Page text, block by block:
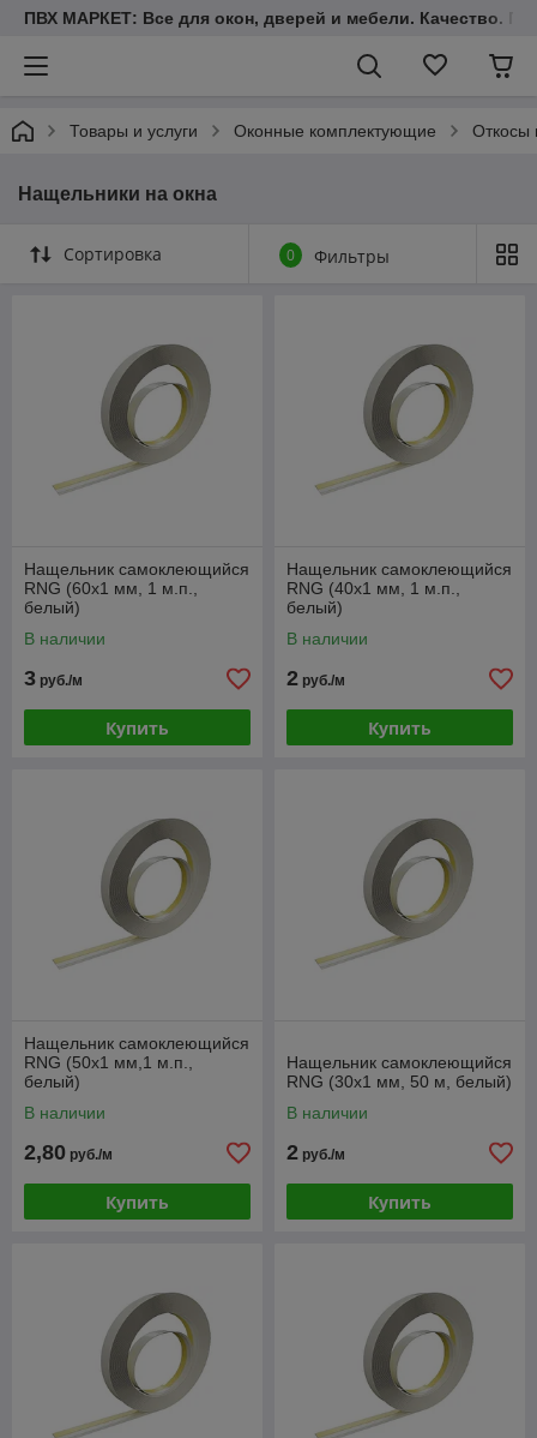
ПВХ МАРКЕТ: Все для окон, дверей и мебели. Качество.
Товары и услуги Оконные комплектующие Откосы
Нащельники на окна
Сортировка 0 Фильтры
Нащельник самоклеющийся
RNG (60x1 мм, 1 м.п.,
белый)
В наличии
3 руб./м
Купить
Нащельник самоклеющийся
RNG (40x1 мм, 1 м.п.,
белый)
В наличии
2 руб./м
Купить
Нащельник самоклеющийся
RNG (50x1 мм,1 м.п.,
белый)
В наличии
2,80 руб./м
Купить
Нащельник самоклеющийся
RNG (30x1 мм, 50 м, белый)
В наличии
2 руб./м
Купить